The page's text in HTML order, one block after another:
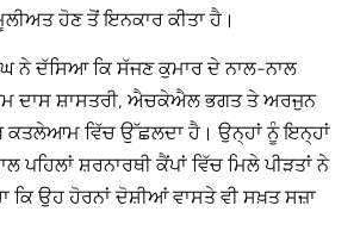
ਹੋਣ ਤੋਂ ਇਨਕਾਰ ਕੀਤਾ ਹੈ।
ਨੇ ਦੱਸਿਆ ਕਿ ਸੱਜਣ ਕੁਮਾਰ ਦੇ ਨਾਲ-ਨਾਲ
ਦਾਸ ਸ਼ਾਸਤਰੀ, ਐਚਕੇਐਲ ਭਗਤ ਤੇ ਅਰਜੁਨ
ਕਤਲੇਆਮ ਵਿੱਚ ਉੱਛਲਦਾ ਹੈ। ਉਨ੍ਹਾਂ ਨੂੰ ਇਨ੍ਹਾਂ
ਪਹਿਲਾਂ ਸ਼ਰਨਾਰਥੀ ਕੈਂਪਾਂ ਵਿੱਚ ਮਿਲੇ ਪੀੜਤਾਂ ਨੇ
ਕਿ ਉਹ ਹੋਰਨਾਂ ਦੋਸ਼ੀਆਂ ਵਾਸਤੇ ਵੀ ਸਖ਼ਤ ਸਜ਼ਾ